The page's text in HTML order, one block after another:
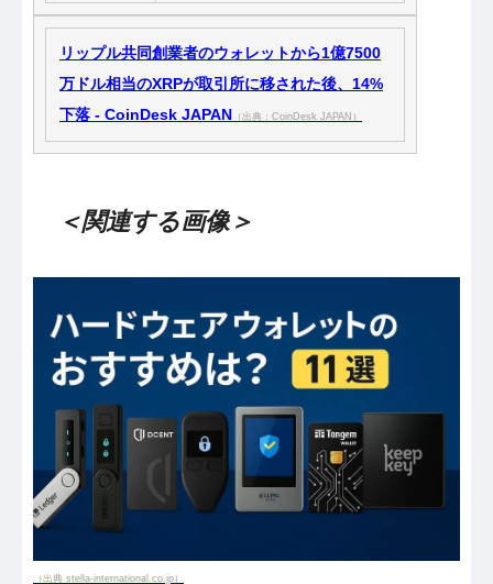
リップル共同創業者のウォレットから1億7500
万ドル相当のXRPが取引所に移された後、14%
下落 - CoinDesk JAPAN （出典：CoinDesk JAPAN）
＜関連する画像＞
（出典 stella-international.co.jp）